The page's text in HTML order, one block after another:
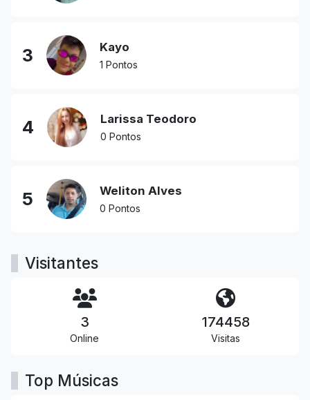
3 Kayo
1 Pontos
4 Larissa Teodoro
0 Pontos
5 Weliton Alves
0 Pontos
Visitantes
3
Online
174458
Visitas
Top Músicas